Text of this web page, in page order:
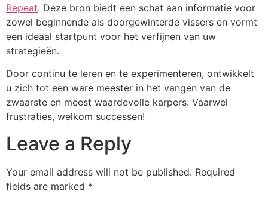
Repeat. Deze bron biedt een schat aan informatie voor
zowel beginnende als doorgewinterde vissers en vormt
een ideaal startpunt voor het verfijnen van uw
strategieën.
Door continu te leren en te experimenteren, ontwikkelt
u zich tot een ware meester in het vangen van de
zwaarste en meest waardevolle karpers. Vaarwel
frustraties, welkom successen!
Leave a Reply
Your email address will not be published. Required
fields are marked *